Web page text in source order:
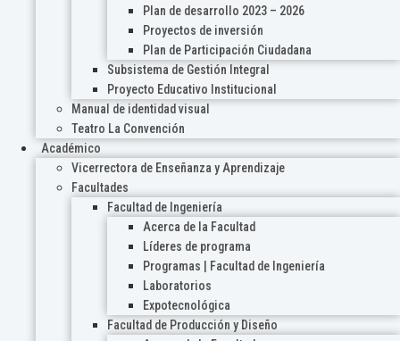
Plan de desarrollo 2023 – 2026
Proyectos de inversión
Plan de Participación Ciudadana
Subsistema de Gestión Integral
Proyecto Educativo Institucional
Manual de identidad visual
Teatro La Convención
Académico
Vicerrectora de Enseñanza y Aprendizaje
Facultades
Facultad de Ingeniería
Acerca de la Facultad
Líderes de programa
Programas | Facultad de Ingeniería
Laboratorios
Expotecnológica
Facultad de Producción y Diseño